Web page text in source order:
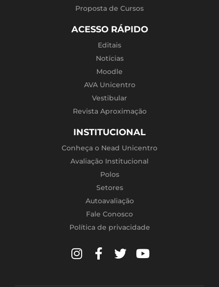
Proposta de Cursos
ACESSO RÁPIDO
Editais
Notícias
Moodle
AVA Unicentro
Vestibular
Revista Aproximação
INSTITUCIONAL
Conheça o Nead Unicentro
Avaliação Institucional
Polos
Setores
Autoavaliação
Fale Conosco
Política de privacidade